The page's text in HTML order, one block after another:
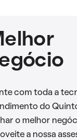
com toda a
do
o melhor
a nossa